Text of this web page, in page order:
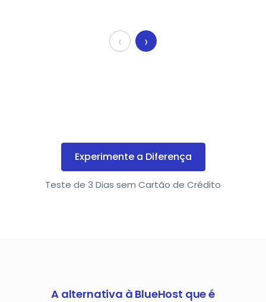
‹ ›
Experimente a Diferença
Teste de 3 Dias sem Cartão de Crédito
A alternativa à BlueHost que é